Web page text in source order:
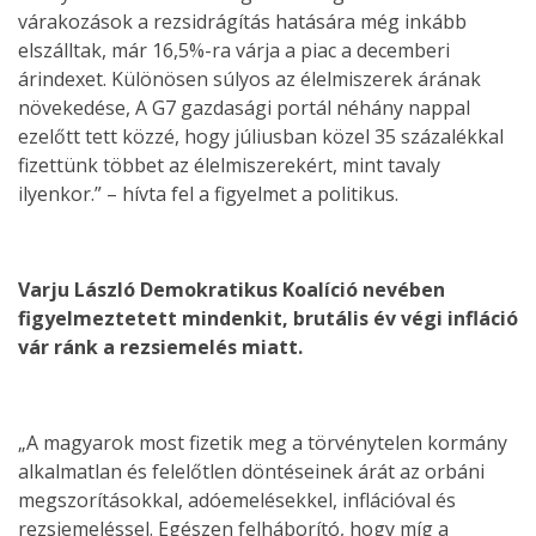
várakozások a rezsidrágítás hatására még inkább
elszálltak, már 16,5%-ra várja a piac a decemberi
árindexet. Különösen súlyos az élelmiszerek árának
növekedése, A G7 gazdasági portál néhány nappal
ezelőtt tett közzé, hogy júliusban közel 35 százalékkal
fizettünk többet az élelmiszerekért, mint tavaly
ilyenkor.” – hívta fel a figyelmet a politikus.
Varju László Demokratikus Koalíció nevében
figyelmeztetett mindenkit, brutális év végi infláció
vár ránk a rezsiemelés miatt.
„A magyarok most fizetik meg a törvénytelen kormány
alkalmatlan és felelőtlen döntéseinek árát az orbáni
megszorításokkal, adóemelésekkel, inflációval és
rezsiemeléssel. Egészen felháborító, hogy míg a